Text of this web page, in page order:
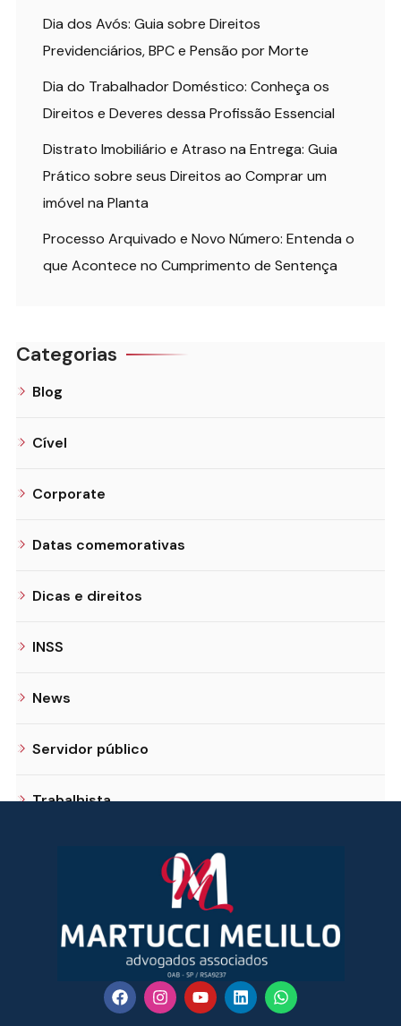
Dia dos Avós: Guia sobre Direitos
Previdenciários, BPC e Pensão por Morte
Dia do Trabalhador Doméstico: Conheça os
Direitos e Deveres dessa Profissão Essencial
Distrato Imobiliário e Atraso na Entrega: Guia
Prático sobre seus Direitos ao Comprar um
imóvel na Planta
Processo Arquivado e Novo Número: Entenda o
que Acontece no Cumprimento de Sentença
Categorias
Blog
Cível
Corporate
Datas comemorativas
Dicas e direitos
INSS
News
Servidor público
Trabalhista